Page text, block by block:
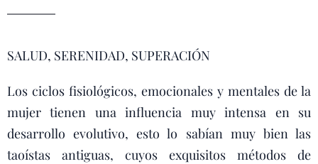
SALUD, SERENIDAD, SUPERACIÓN
Los ciclos fisiológicos, emocionales y mentales de la
mujer tienen una influencia muy intensa en su
desarrollo evolutivo, esto lo sabían muy bien las
taoístas antiguas, cuyos exquisitos métodos de